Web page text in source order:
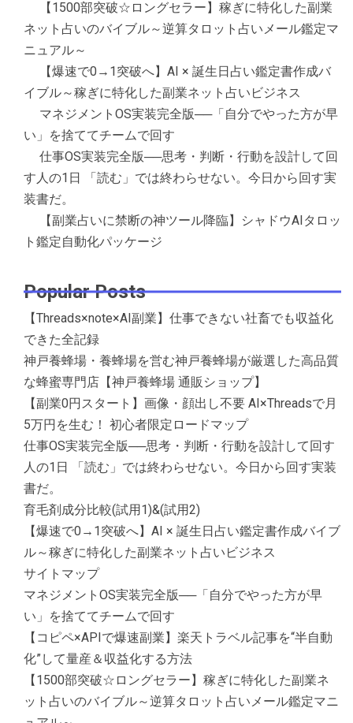
【1500部突破☆ロングセラー】稼ぎに特化した副業
ネット占いのバイブル～逆算タロット占いメール鑑定マ
ニュアル～
【爆速で0→1突破へ】AI × 誕生日占い鑑定書作成バ
イブル～稼ぎに特化した副業ネット占いビジネス
マネジメントOS実装完全版──「自分でやった方が早
い」を捨ててチームで回す
仕事OS実装完全版──思考・判断・行動を設計して回
す人の1日 「読む」では終わらせない。今日から回す実
装書だ。
【副業占いに禁断の神ツール降臨】シャドウAIタロッ
ト鑑定自動化パッケージ
Popular Posts
【Threads×note×AI副業】仕事できない社畜でも収益化
できた全記録
神戸養蜂場・養蜂場を営む神戸養蜂場が厳選した高品質
な蜂蜜専門店【神戸養蜂場 通販ショップ】
【副業0円スタート】画像・顔出し不要 AI×Threadsで月
5万円を生む！ 初心者限定ロードマップ
仕事OS実装完全版──思考・判断・行動を設計して回す
人の1日 「読む」では終わらせない。今日から回す実装
書だ。
育毛剤成分比較(試用1)&(試用2)
【爆速で0→1突破へ】AI × 誕生日占い鑑定書作成バイブ
ル～稼ぎに特化した副業ネット占いビジネス
サイトマップ
マネジメントOS実装完全版──「自分でやった方が早
い」を捨ててチームで回す
【コピペ×APIで爆速副業】楽天トラベル記事を“半自動
化”して量産＆収益化する方法
【1500部突破☆ロングセラー】稼ぎに特化した副業ネ
ット占いのバイブル～逆算タロット占いメール鑑定マニ